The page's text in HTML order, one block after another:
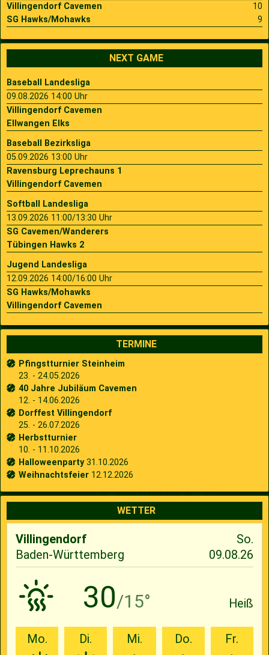
Villingendorf Cavemen
10
SG Hawks/Mohawks
9
NEXT GAME
Baseball Landesliga
09.08.2026 14:00 Uhr
Villingendorf Cavemen
Ellwangen Elks
Baseball Bezirksliga
05.09.2026 13:00 Uhr
Ravensburg Leprechauns 1
Villingendorf Cavemen
Softball Landesliga
13.09.2026 11:00/13:30 Uhr
SG Cavemen/Wanderers
Tübingen Hawks 2
Jugend Landesliga
12.09.2026 14:00/16:00 Uhr
SG Hawks/Mohawks
Villingendorf Cavemen
TERMINE
Pfingstturnier Steinheim
23. - 24.05.2026
40 Jahre Jubiläum Cavemen
12. - 14.06.2026
Dorffest Villingendorf
25. - 26.07.2026
Herbstturnier
10. - 11.10.2026
Halloweenparty31.10.2026
Weihnachtsfeier 12.12.2026
WETTER